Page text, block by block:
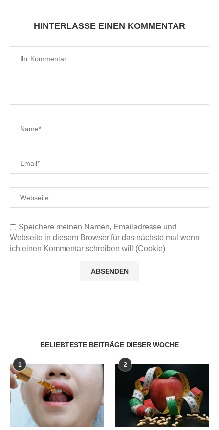
HINTERLASSE EINEN KOMMENTAR
Speichere meinen Namen, Emailadresse und
Webseite in diesem Browser für das nächste mal wenn
ich einen Kommentar schreiben will (Cookie)
BELIEBTESTE BEITRÄGE DIESER WOCHE
1 2